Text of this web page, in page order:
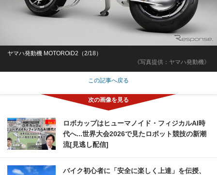
《写真提供：ヤマハ発動機》
ヤマハ発動機 MOTOROiD2（2/18）
この記事へ戻る
ロボカップはヒューマノイド・フィジカルAI時
代へ...世界大会2026で見たロボット競技の新潮
流[見逃し配信]
バイク初心者に「安全に楽しく上達」を伝授、